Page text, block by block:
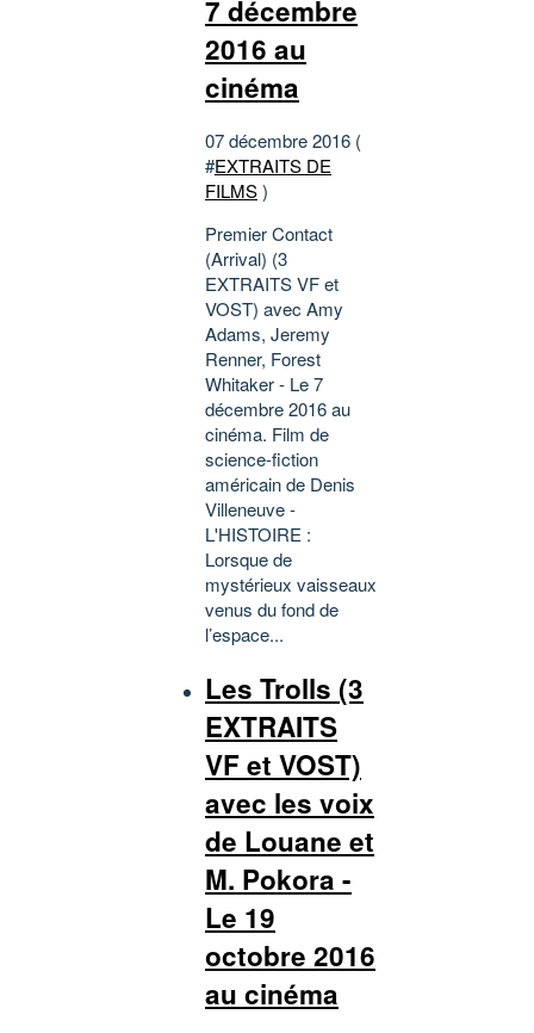
7 décembre
2016 au
cinéma
07 décembre 2016 (
#EXTRAITS DE
FILMS)
Premier Contact
(Arrival) (3
EXTRAITS VF et
VOST) avec Amy
Adams, Jeremy
Renner, Forest
Whitaker - Le 7
décembre 2016 au
cinéma. Film de
science-fiction
américain de Denis
Villeneuve -
L'HISTOIRE :
Lorsque de
mystérieux vaisseaux
venus du fond de
l’espace...
Les Trolls (3
EXTRAITS
VF et VOST)
avec les voix
de Louane et
M. Pokora -
Le 19
octobre 2016
au cinéma